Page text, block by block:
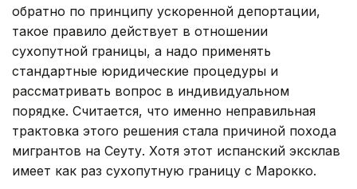
обратно по принципу ускоренной депортации,
такое правило действует в отношении
сухопутной границы, а надо применять
стандартные юридические процедуры и
рассматривать вопрос в индивидуальном
порядке. Считается, что именно неправильная
трактовка этого решения стала причиной похода
мигрантов на Сеуту. Хотя этот испанский эксклав
имеет как раз сухопутную границу с Марокко.